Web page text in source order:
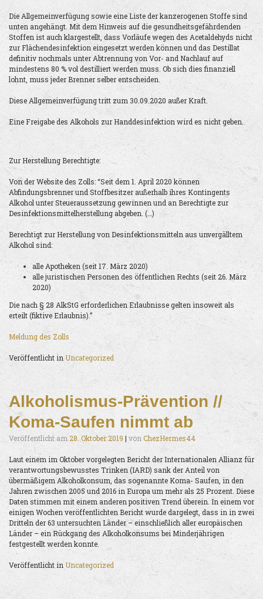
Die Allgemeinverfügung sowie eine Liste der kanzerogenen Stoffe sind
unten angehängt. Mit dem Hinweis auf die gesundheitsgefährdenden
Stoffen ist auch klargestellt, dass Vorläufe wegen des Acetaldehyds nicht
zur Flächendesinfektion eingesetzt werden können und das Destillat
definitiv nochmals unter Abtrennung von Vor- and Nachlauf auf
mindestens 80 % vol destilliert werden muss. Ob sich dies finanziell
lohnt, muss jeder Brenner selber entscheiden.
Diese Allgemeinverfügung tritt zum 30.09.2020 außer Kraft.
Eine Freigabe des Alkohols zur Handdesinfektion wird es nicht geben.
Zur Herstellung Berechtigte:
Von der Website des Zolls: “Seit dem 1. April 2020 können
Abfindungsbrenner und Stoffbesitzer außerhalb ihres Kontingents
Alkohol unter Steueraussetzung gewinnen und an Berechtigte zur
Desinfektionsmittelherstellung abgeben. (…)
Berechtigt zur Herstellung von Desinfektionsmitteln aus unvergälltem
Alkohol sind:
alle Apotheken (seit 17. März 2020)
alle juristischen Personen des öffentlichen Rechts (seit 26. März
2020)
Die nach § 28 AlkStG erforderlichen Erlaubnisse gelten insoweit als
erteilt (fiktive Erlaubnis).”
Meldung des Zolls
Veröffentlicht inUncategorized
Alkoholismus-Prävention //
Koma-Saufen nimmt ab
Veröffentlicht am28. Oktober 2019 | von ChezHermes44
Laut einem im Oktober vorgelegten Bericht der Internationalen Allianz für
verantwortungsbewusstes Trinken (IARD) sank der Anteil von
übermäßigem Alkoholkonsum, das sogenannte Koma- Saufen, in den
Jahren zwischen 2005 und 2016 in Europa um mehr als 25 Prozent. Diese
Daten stimmen mit einem anderen positiven Trend überein. In einem vor
einigen Wochen veröffentlichten Bericht wurde dargelegt, dass in in zwei
Dritteln der 63 untersuchten Länder – einschließlich aller europäischen
Länder – ein Rückgang des Alkoholkonsums bei Minderjährigen
festgestellt werden konnte.
Veröffentlicht inUncategorized